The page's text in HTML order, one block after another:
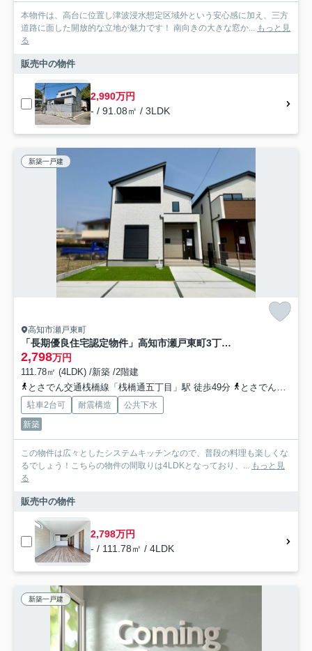
本物件は、高台に位置し津波浸水想定区域外という安心感に加え、三方
道路に面した開放的な立地が魅力です！ 南向きの大きな窓か... もっと見
る
販売中の物件
2,990万円
- / 91.08㎡ / 3LDK
新築一戸建
高知市瀬戸東町
「長期優良住宅認定物件」高知市瀬戸東町3丁目6期 1号棟
2,798万円
111.78㎡ (4LDK) /新築 /2階建
とさでん交通桟橋線「桟橋通五丁目」駅 徒歩49分
とさでん交通「東団地第三」バス停下車 徒歩5分
駐車2台可 耐震構造
公共下水
新築
この物件は広々としたシステムキッチンなので、普段の料理も楽しくな
るでしょう！こちらの物件の間取りは4LDKとなっており、... もっと見
る
販売中の物件
2,798万円
- / 111.78㎡ / 4LDK
新築一戸建